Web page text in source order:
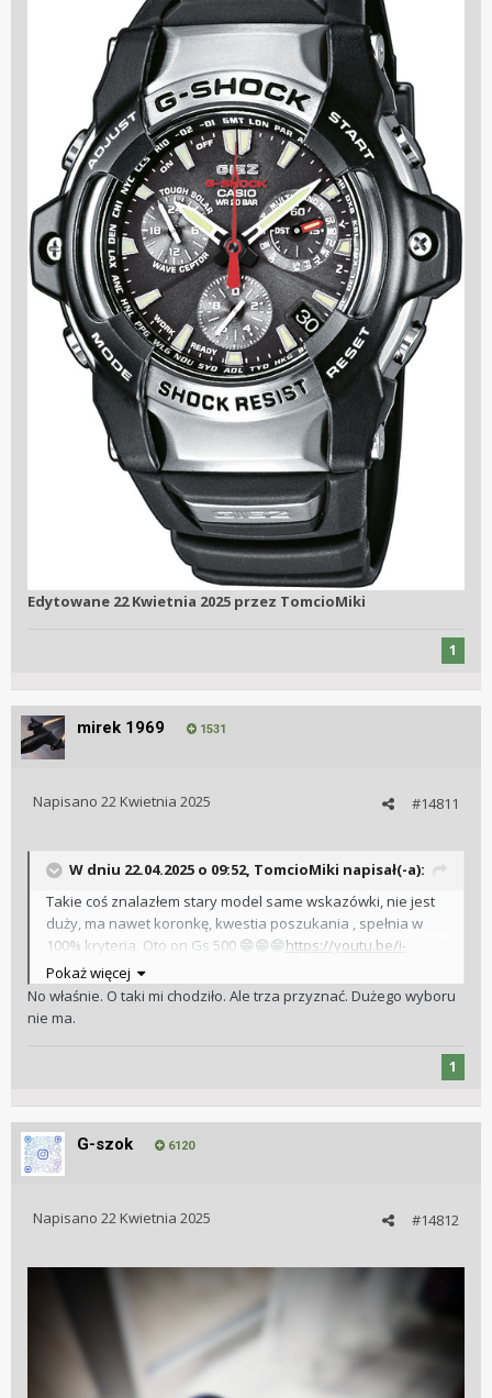
Edytowane 22 Kwietnia 2025 przez TomcioMiki
1
mirek 1969 1531
#14811
Napisano 22 Kwietnia 2025
W dniu 22.04.2025 o 09:52, TomcioMiki napisał(-a):
Takie coś znalazłem stary model same wskazówki, nie jest
duży, ma nawet koronkę, kwestia poszukania , spełnia w
100% kryteria. Oto on Gs 500 😁 😁 😁 https://youtu.be/i-
axa6A-e34?si=gGqLINn7-651b4c_
Pokaż więcej
No właśnie. O taki mi chodziło. Ale trza przyznać. Dużego wyboru
nie ma.
1
G-szok 6120
#14812
Napisano 22 Kwietnia 2025